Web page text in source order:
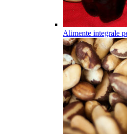
Alimente integrale